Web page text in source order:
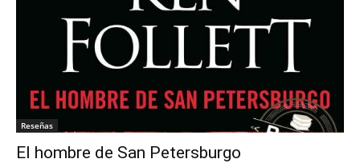
Reseñas
El hombre de San Petersburgo